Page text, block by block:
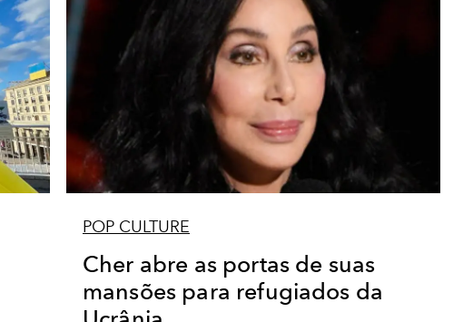
POP CULTURE
Cher abre as portas de suas
mansões para refugiados da